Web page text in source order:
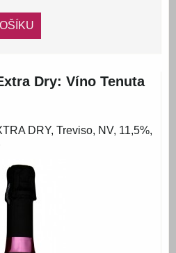
Dry: Víno Tenuta
DRY, Treviso, NV, 11,5%,